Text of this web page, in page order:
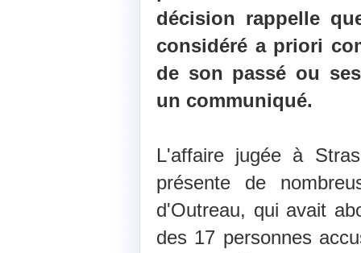
décision rappelle
considéré a priori
de son passé ou
un communiqué.
L'affaire jugée à
présente de
d'Outreau, qui avait
des 17 personnes